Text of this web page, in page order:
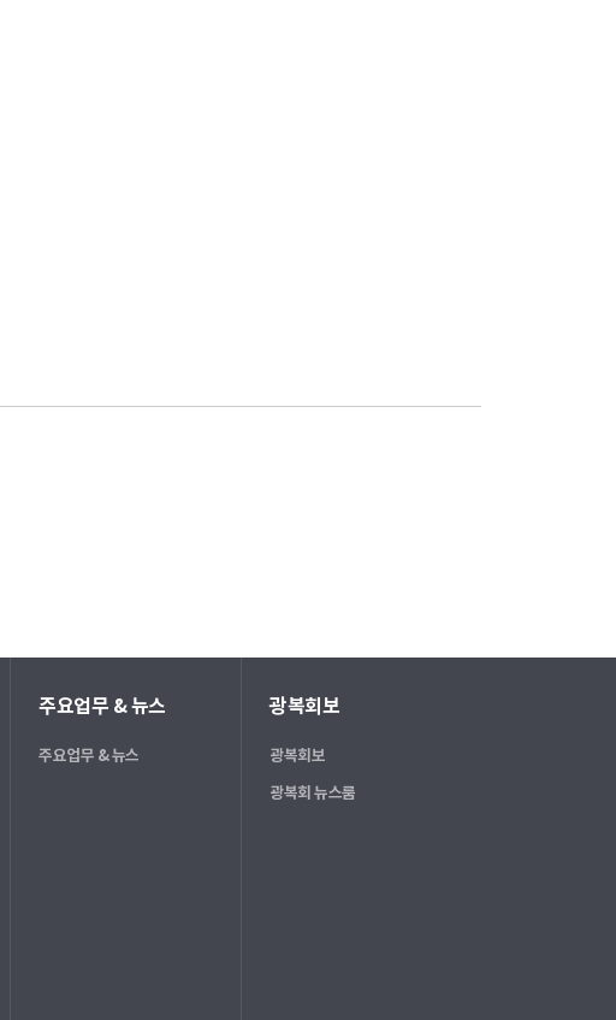
주요업무 & 뉴스
주요업무 & 뉴스
광복회보
광복회보
광복회 뉴스룸